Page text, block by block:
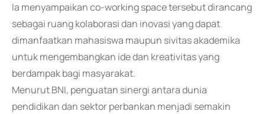
Ia menyampaikan co-working space tersebut dirancang
sebagai ruang kolaborasi dan inovasi yang dapat
dimanfaatkan mahasiswa maupun sivitas akademika
untuk mengembangkan ide dan kreativitas yang
berdampak bagi masyarakat.
Menurut BNI, penguatan sinergi antara dunia
pendidikan dan sektor perbankan menjadi semakin